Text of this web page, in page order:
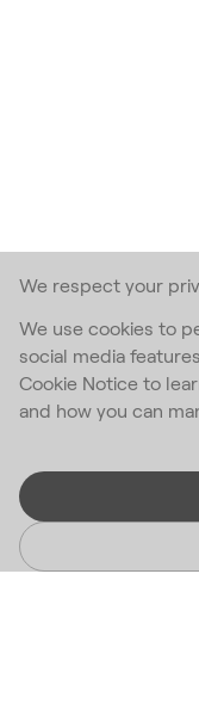
We respect your
We use cookies to
social media
Cookie Notice to
and how you can